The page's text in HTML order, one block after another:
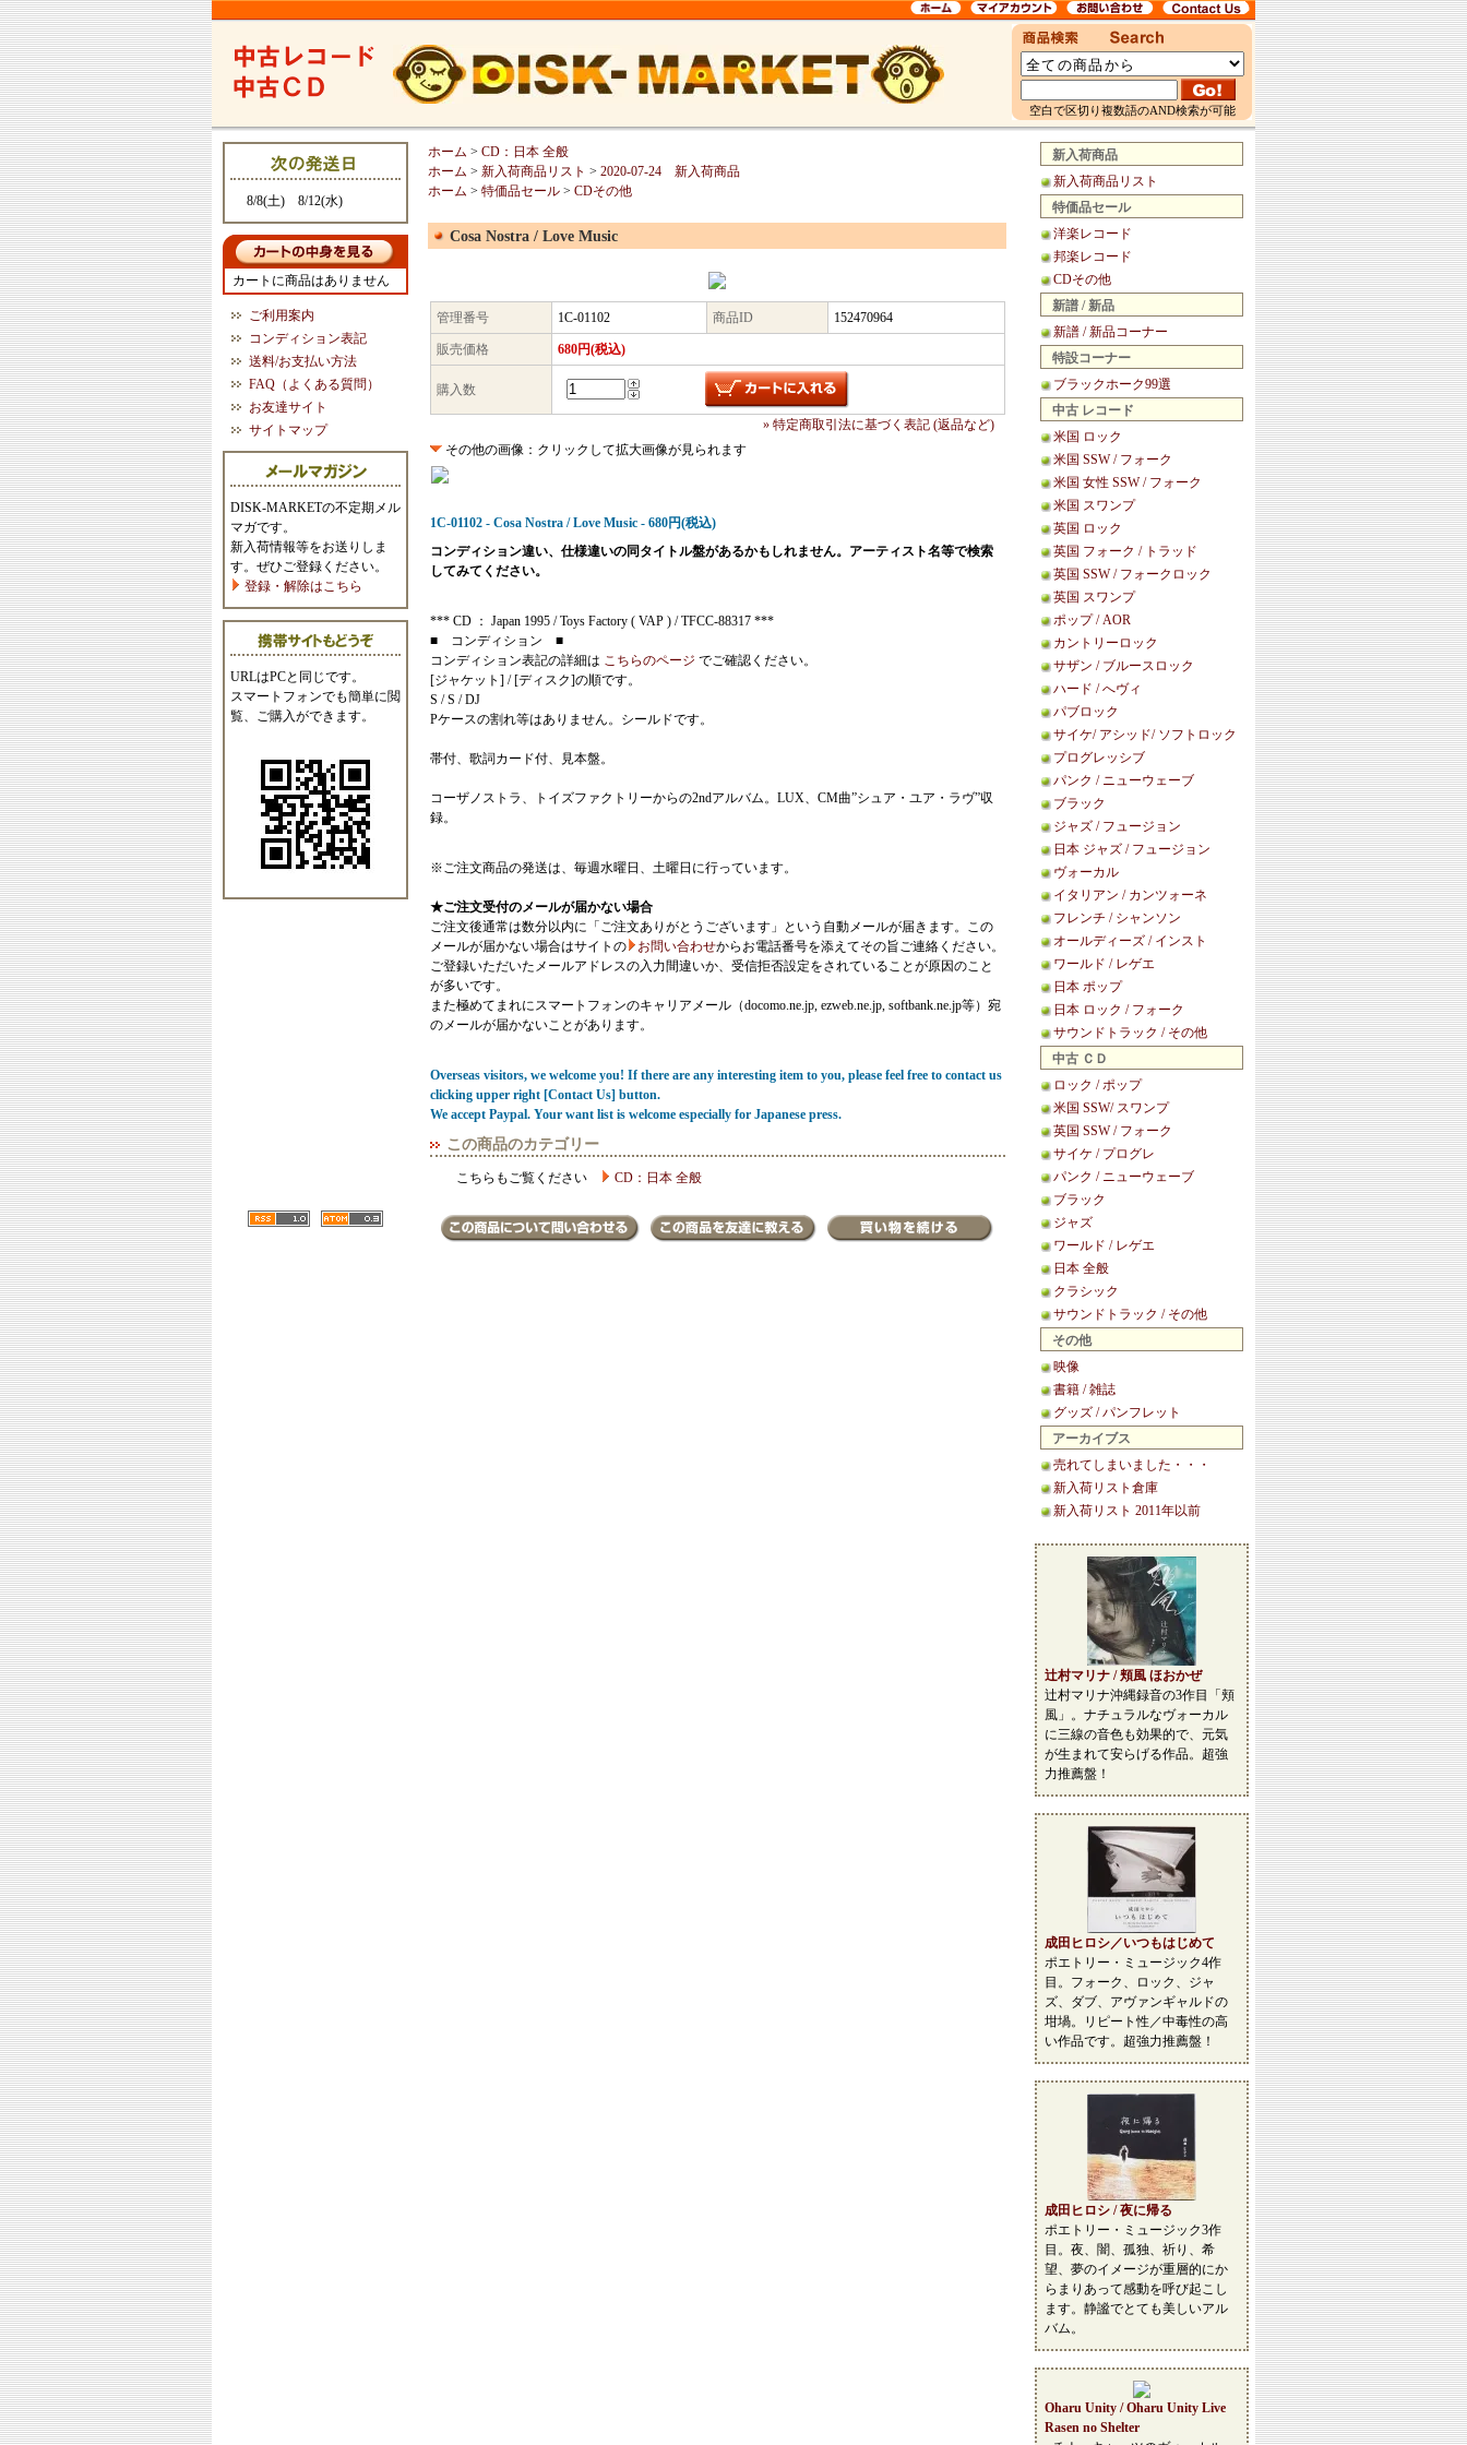
空白で区切り複数語のAND検索が可能
8/8(土) 8/12(水)
カートに商品はありません
ご利用案内
コンディション表記
送料/お支払い方法
FAQ（よくある質問）
お友達サイト
サイトマップ
DISK-MARKETの不定期メル
マガです。
新入荷情報等をお送りしま
す。ぜひご登録ください。
登録・解除はこちら
URLはPCと同じです。
スマートフォンでも簡単に閲
覧、ご購入ができます。
新入荷商品
新入荷商品リスト
特価品セール
洋楽レコード
邦楽レコード
CDその他
新譜 / 新品
新譜 / 新品コーナー
特設コーナー
ブラックホーク99選
中古 レコード
米国 ロック
米国 SSW / フォーク
米国 女性 SSW / フォーク
米国 スワンプ
英国 ロック
英国 フォーク / トラッド
英国 SSW / フォークロック
英国 スワンプ
ポップ / AOR
カントリーロック
サザン / ブルースロック
ハード / へヴィ
パブロック
サイケ/ アシッド/ ソフトロック
プログレッシブ
パンク / ニューウェーブ
ブラック
ジャズ / フュージョン
日本 ジャズ / フュージョン
ヴォーカル
イタリアン / カンツォーネ
フレンチ / シャンソン
オールディーズ / インスト
ワールド / レゲエ
日本 ポップ
日本 ロック / フォーク
サウンドトラック / その他
中古 ＣＤ
ロック / ポップ
米国 SSW/ スワンプ
英国 SSW / フォーク
サイケ / プログレ
パンク / ニューウェーブ
ブラック
ジャズ
ワールド / レゲエ
日本 全般
クラシック
サウンドトラック / その他
その他
映像
書籍 / 雑誌
グッズ / パンフレット
アーカイブス
売れてしまいました・・・
新入荷リスト倉庫
新入荷リスト 2011年以前
辻村マリナ / 頬風 ほおかぜ
辻村マリナ沖縄録音の3作目「頬
風」。ナチュラルなヴォーカル
に三線の音色も効果的で、元気
が生まれて安らげる作品。超強
力推薦盤！
成田ヒロシ／いつもはじめて
ポエトリー・ミュージック4作
目。フォーク、ロック、ジャ
ズ、ダブ、アヴァンギャルドの
坩堝。リピート性／中毒性の高
い作品です。超強力推薦盤！
成田ヒロシ / 夜に帰る
ポエトリー・ミュージック3作
目。夜、闇、孤独、祈り、希
望、夢のイメージが重層的にか
らまりあって感動を呼び起こし
ます。静謐でとても美しいアル
バム。
Oharu Unity / Oharu Unity Live
Rasen no Shelter
ホーム > CD：日本 全般
ホーム > 新入荷商品リスト > 2020-07-24 新入荷商品
ホーム > 特価品セール > CDその他
Cosa Nostra / Love Music
管理番号 1C-01102 商品ID 152470964
販売価格 680円(税込)
購入数
» 特定商取引法に基づく表記 (返品など)
その他の画像：クリックして拡大画像が見られます
1C-01102 - Cosa Nostra / Love Music - 680円(税込)
コンディション違い、仕様違いの同タイトル盤があるかもしれません。アーティスト名等で検索
してみてください。
*** CD ： Japan 1995 / Toys Factory ( VAP ) / TFCC-88317 ***
■ コンディション ■
コンディション表記の詳細は こちらのページ でご確認ください。
[ジャケット] / [ディスク]の順です。
S / S / DJ
Pケースの割れ等はありません。シールドです。
帯付、歌詞カード付、見本盤。
コーザノストラ、トイズファクトリーからの2ndアルバム。LUX、CM曲”シュア・ユア・ラヴ”収
録。
※ご注文商品の発送は、毎週水曜日、土曜日に行っています。
★ご注文受付のメールが届かない場合
ご注文後通常は数分以内に「ご注文ありがとうございます」という自動メールが届きます。この
メールが届かない場合はサイトの
お問い合わせからお電話番号を添えてその旨ご連絡ください。
ご登録いただいたメールアドレスの入力間違いか、受信拒否設定をされていることが原因のこと
が多いです。
また極めてまれにスマートフォンのキャリアメール（docomo.ne.jp, ezweb.ne.jp, softbank.ne.jp等）宛
のメールが届かないことがあります。
Overseas visitors, we welcome you! If there are any interesting item to you, please feel free to contact us
clicking upper right [Contact Us] button.
We accept Paypal. Your want list is welcome especially for Japanese press.
この商品のカテゴリー
こちらもご覧ください CD：日本 全般